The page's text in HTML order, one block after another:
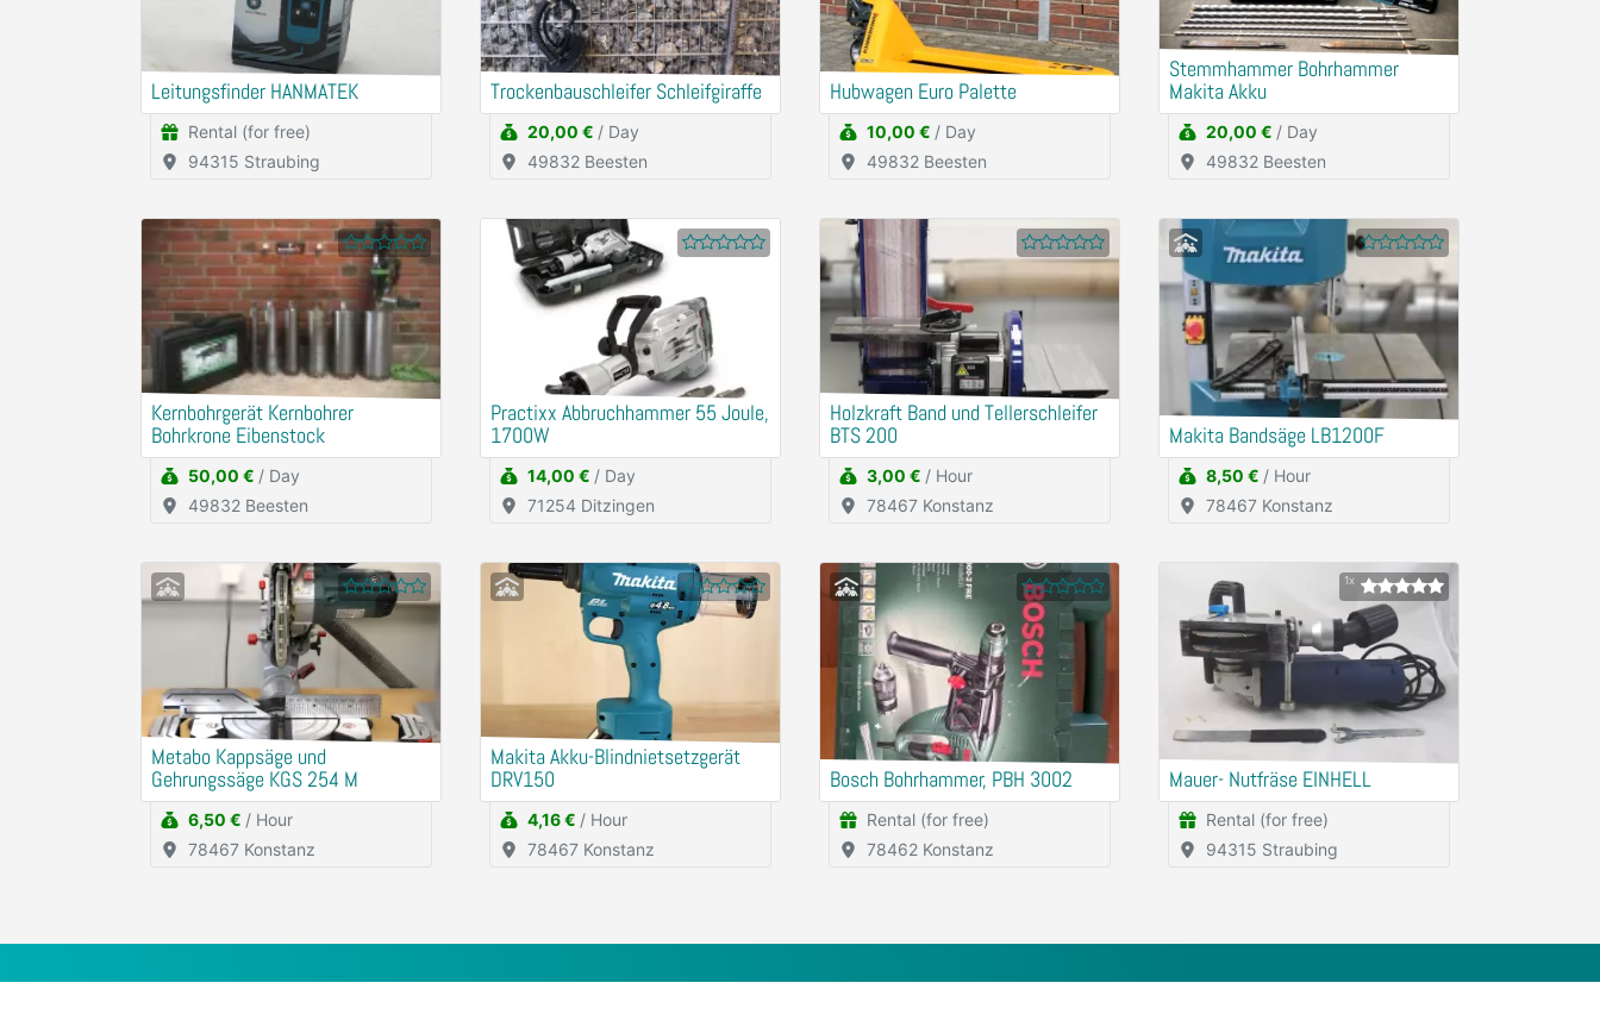
Leitungsfinder HANMATEK
Rental (for free)
94315 Straubing
Trockenbauschleifer Schleifgiraffe
20,00 € / Day
49832 Beesten
Hubwagen Euro Palette
10,00 € / Day
49832 Beesten
Stemmhammer Bohrhammer
Makita Akku
20,00 € / Day
49832 Beesten
Kernbohrgerät Kernbohrer
Bohrkrone Eibenstock
50,00 € / Day
49832 Beesten
Practixx Abbruchhammer 55 Joule,
1700W
14,00 € / Day
71254 Ditzingen
Holzkraft Band und Tellerschleifer
BTS 200
3,00 € / Hour
78467 Konstanz
Makita Bandsäge LB1200F
8,50 € / Hour
78467 Konstanz
Metabo Kappsäge und
Gehrungssäge KGS 254 M
6,50 € / Hour
78467 Konstanz
Makita Akku-Blindnietsetzgerät
DRV150
4,16 € / Hour
78467 Konstanz
Bosch Bohrhammer, PBH 3002
Rental (for free)
78462 Konstanz
1x
Mauer- Nutfräse EINHELL
Rental (for free)
94315 Straubing